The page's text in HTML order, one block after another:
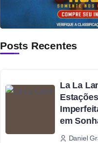
Posts Recentes
La La
em
Daniel